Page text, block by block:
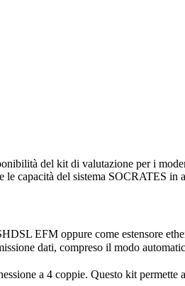
del kit di valutazione per i
le capacità del sistema SOCRATES
EFM oppure come estensore
dati, compreso il modo
a 4 coppie. Questo kit permette